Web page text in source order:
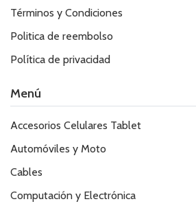
Términos y Condiciones
Politica de reembolso
Política de privacidad
Menú
Accesorios Celulares Tablet
Automóviles y Moto
Cables
Computación y Electrónica